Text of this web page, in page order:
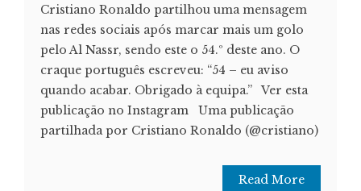
Cristiano Ronaldo partilhou uma mensagem
nas redes sociais após marcar mais um golo
pelo Al Nassr, sendo este o 54.º deste ano. O
craque português escreveu: “54 – eu aviso
quando acabar. Obrigado à equipa.” Ver esta
publicação no Instagram Uma publicação
partilhada por Cristiano Ronaldo (@cristiano)
Read More